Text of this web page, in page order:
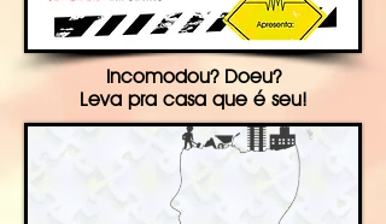
Incomodou? Doeu?
Leva pra casa que é seu!